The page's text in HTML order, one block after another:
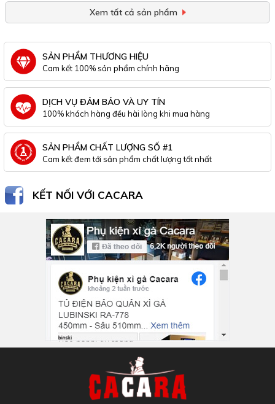
Xem tất cả sản phẩm
SẢN PHẨM THƯƠNG HIỆU
Cam kết 100% sản phẩm chính hãng
DỊCH VỤ ĐẢM BẢO VÀ UY TÍN
100% khách hàng đều hài lòng khi mua hàng
SẢN PHẨM CHẤT LƯỢNG SỐ #1
Cam kết đem tới sản phẩm chất lượng tốt nhất
KẾT NỐI VỚI CACARA